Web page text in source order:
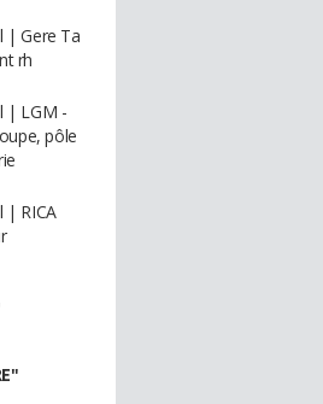
| Gere Ta
rh
| LGM -
pôle
| RICA